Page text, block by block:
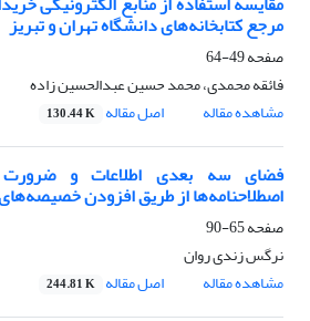
مرجع کتابخانه‌‌های دانشگاه تهران و تبریز
صفحه49-64
فائقه محمدی، محمد حسین عبدالحسین زاده
مشاهده مقاله
اصل مقاله 130.44 K
فضای سه بعدی اطلاعات و ضرورت
اصطلاحنامه‌ها از طریق افزودن خصیصه‌های
صفحه65-90
نرگس زندی روان
مشاهده مقاله
اصل مقاله 244.81 K